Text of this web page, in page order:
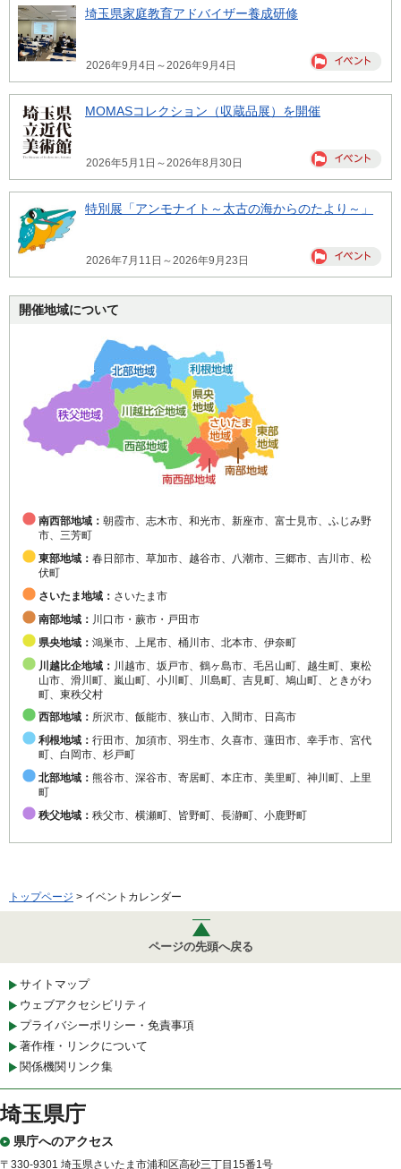
埼玉県家庭教育アドバイザー養成研修
2026年9月4日～2026年9月4日
MOMASコレクション（収蔵品展）を開催
2026年5月1日～2026年8月30日
特別展「アンモナイト～太古の海からのたより～」
2026年7月11日～2026年9月23日
開催地域について
南西部地域： 朝霞市、志木市、和光市、新座市、富士見市、ふじみ野
市、三芳町
東部地域： 春日部市、草加市、越谷市、八潮市、三郷市、吉川市、松
伏町
さいたま地域： さいたま市
南部地域： 川口市・蕨市・戸田市
県央地域： 鴻巣市、上尾市、桶川市、北本市、伊奈町
川越比企地域： 川越市、坂戸市、鶴ヶ島市、毛呂山町、越生町、東松
山市、滑川町、嵐山町、小川町、川島町、吉見町、鳩山町、ときがわ
町、東秩父村
西部地域： 所沢市、飯能市、狭山市、入間市、日高市
利根地域： 行田市、加須市、羽生市、久喜市、蓮田市、幸手市、宮代
町、白岡市、杉戸町
北部地域： 熊谷市、深谷市、寄居町、本庄市、美里町、神川町、上里
町
秩父地域： 秩父市、横瀬町、皆野町、長瀞町、小鹿野町
トップページ > イベントカレンダー
ページの先頭へ戻る
サイトマップ
ウェブアクセシビリティ
プライバシーポリシー・免責事項
著作権・リンクについて
関係機関リンク集
埼玉県庁
県庁へのアクセス
〒330-9301 埼玉県さいたま市浦和区高砂三丁目15番1号